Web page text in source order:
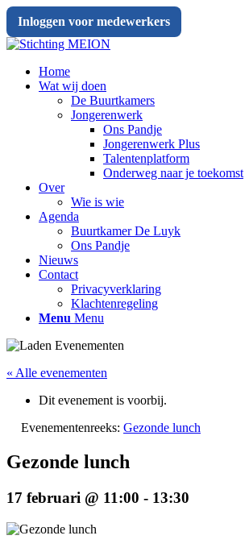
Inloggen voor medewerkers
Home
Wat wij doen
De Buurtkamers
Jongerenwerk
Ons Pandje
Jongerenwerk Plus
Talentenplatform
Onderweg naar je toekomst
Over
Wie is wie
Agenda
Buurtkamer De Luyk
Ons Pandje
Nieuws
Contact
Privacyverklaring
Klachtenregeling
Menu Menu
« Alle evenementen
Dit evenement is voorbij.
Evenementenreeks: Gezonde lunch
Gezonde lunch
17 februari @ 11:00 - 13:30